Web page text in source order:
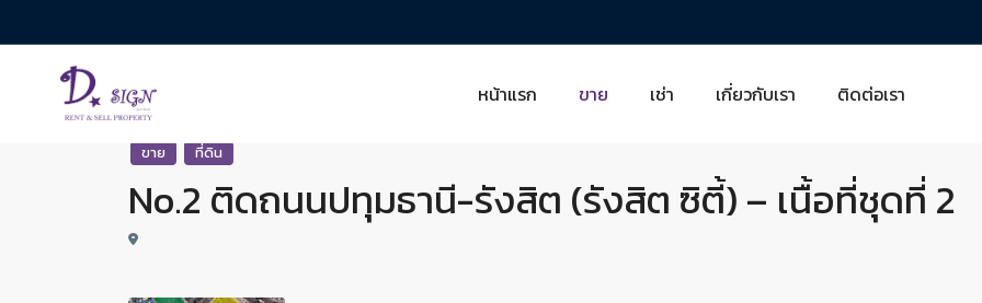
หน้าแรก ขาย เช่า เกี่ยวกับเรา ติดต่อเรา
ขาย ที่ดิน
No.2 ติดถนนปทุมธานี-รังสิต (รังสิต ซิตี้) – เนื้อที่ชุดที่ 2